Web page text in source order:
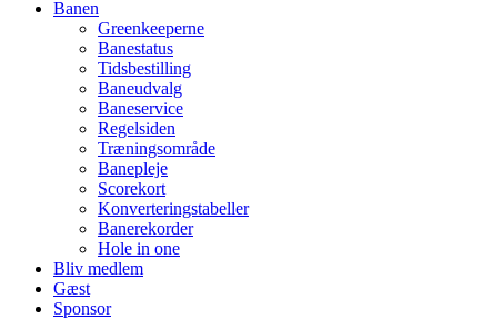
Banen
Greenkeeperne
Banestatus
Tidsbestilling
Baneudvalg
Baneservice
Regelsiden
Træningsområde
Banepleje
Scorekort
Konverteringstabeller
Banerekorder
Hole in one
Bliv medlem
Gæst
Sponsor